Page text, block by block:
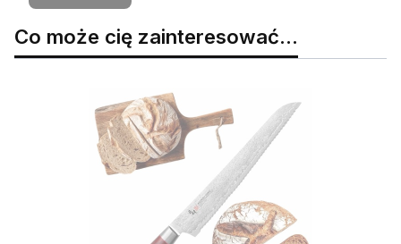
Co może cię zainteresować...